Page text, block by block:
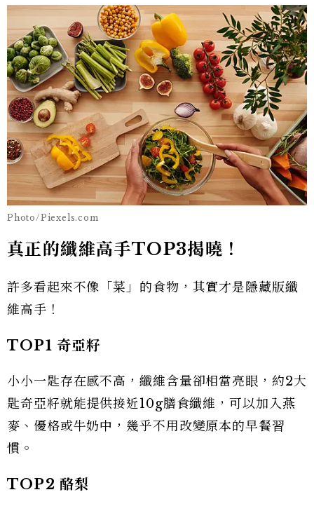
Photo/Piexels.com
真正的纖維高手TOP3揭曉！
許多看起來不像「菜」的食物，其實才是隱藏版纖
維高手！
TOP1 奇亞籽
小小一匙存在感不高，纖維含量卻相當亮眼，約2大
匙奇亞籽就能提供接近10g膳食纖維，可以加入燕
麥、優格或牛奶中，幾乎不用改變原本的早餐習
慣。
TOP2 酪梨